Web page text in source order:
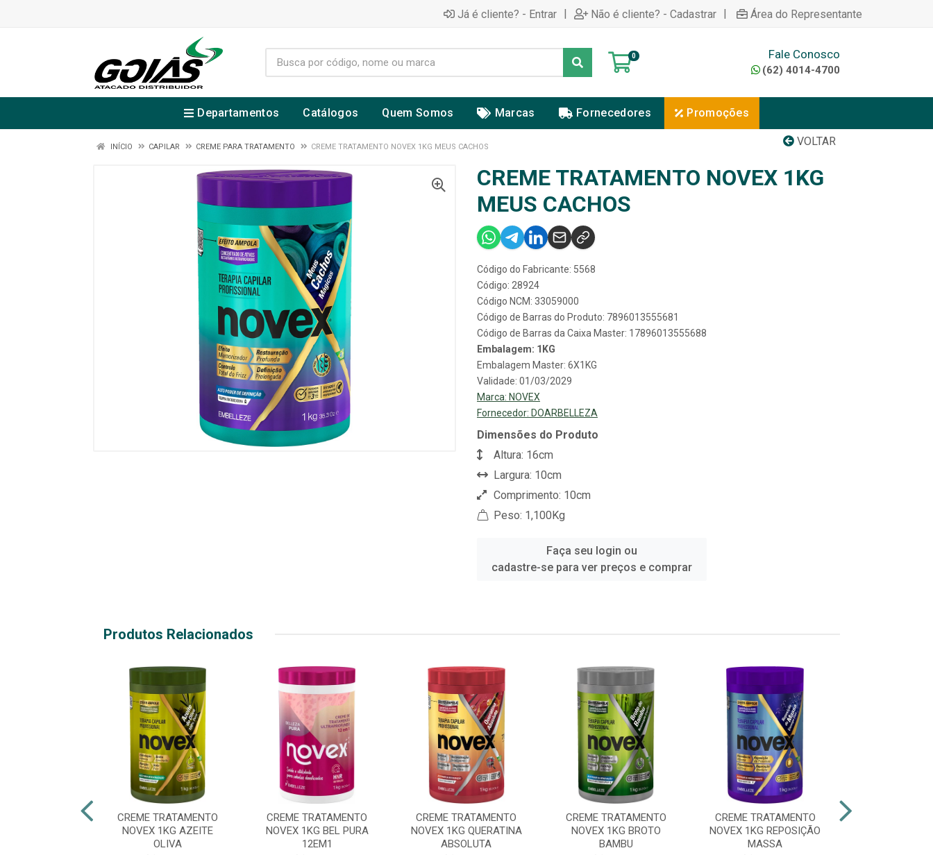
Já é cliente? - Entrar | Não é cliente? - Cadastrar | Área do Representante
0 Fale Conosco
(62) 4014-4700
Departamentos Catálogos Quem Somos Marcas Fornecedores Promoções
VOLTAR
INÍCIO CAPILAR CREME PARA TRATAMENTO CREME TRATAMENTO NOVEX 1KG MEUS CACHOS
CREME TRATAMENTO NOVEX 1KG
MEUS CACHOS
Código do Fabricante: 5568
Código: 28924
Código NCM: 33059000
Código de Barras do Produto: 7896013555681
Código de Barras da Caixa Master: 17896013555688
Embalagem: 1KG
Embalagem Master: 6X1KG
Validade: 01/03/2029
Marca: NOVEX
Fornecedor: DOARBELLEZA
Dimensões do Produto
Altura: 16cm
Largura: 10cm
Comprimento: 10cm
Peso: 1,100Kg
Faça seu login ou
cadastre-se para ver preços e comprar
Produtos Relacionados
CREME TRATAMENTO
NOVEX 1KG AZEITE
OLIVA
CREME TRATAMENTO
NOVEX 1KG BEL PURA
12EM1
CREME TRATAMENTO
NOVEX 1KG QUERATINA
ABSOLUTA
CREME TRATAMENTO
NOVEX 1KG BROTO
BAMBU
CREME TRATAMENTO
NOVEX 1KG REPOSIÇÃO
MASSA